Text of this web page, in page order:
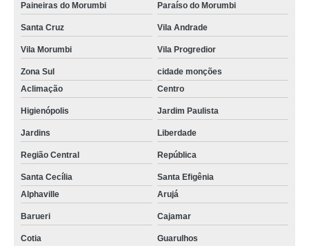
Paineiras do Morumbi Paraíso do Morumbi
Santa Cruz Vila Andrade
Vila Morumbi Vila Progredior
Zona Sul
cidade monções
Aclimação
Centro
Higienópolis Jardim Paulista
Jardins Liberdade
Região Central República
Santa Cecília
Santa Efigênia
Alphaville
Arujá
Barueri Cajamar
Cotia Guarulhos